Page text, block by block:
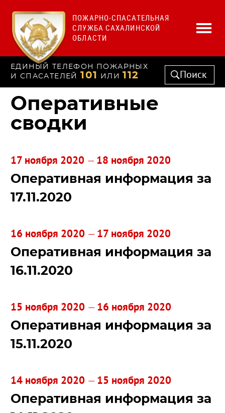
ПОЖАРНО-СПАСАТЕЛЬНАЯ
СЛУЖБА САХАЛИНСКОЙ
ОБЛАСТИ
ЕДИНЫЙ ТЕЛЕФОН ПОЖАРНЫХ
И СПАСАТЕЛЕЙ 101 ИЛИ 112 Поиск
Оперативные
сводки
17 ноября 2020 — 18 ноября 2020
Оперативная информация за
17.11.2020
16 ноября 2020 — 17 ноября 2020
Оперативная информация за
16.11.2020
15 ноября 2020 — 16 ноября 2020
Оперативная информация за
15.11.2020
14 ноября 2020 — 15 ноября 2020
Оперативная информация за